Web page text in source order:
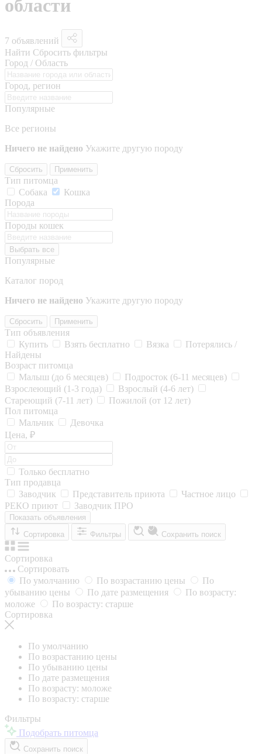
области
7 объявлений
Найти Сбросить фильтры
Город / Область
Город, регион
Популярные
Все регионы
Ничего не найдено Укажите другую породу
Сбросить Применить
Тип питомца
Собака
Кошка
Порода
Породы кошек
Выбрать все
Популярные
Каталог пород
Ничего не найдено Укажите другую породу
Сбросить Применить
Тип объявления
Купить
Взять бесплатно Вязка
Потерялись /
Найдены
Возраст питомца
Малыш (до 6 месяцев)
Подросток (6-11 месяцев)
Взрослеющий (1-3 года)
Взрослый (4-6 лет)
Стареющий (7-11 лет)
Пожилой (от 12 лет)
Пол питомца
Мальчик
Девочка
Цена, ₽
Только бесплатно
Тип продавца
Заводчик
Представитель приюта
Частное лицо
РЕКО приют
Заводчик ПРО
Показать объявления
Сортировка
Фильтры Сохранить поиск
Сортировка
Сортировать
По умолчанию
По возрастанию цены
По
убыванию цены
По дате размещения
По возрасту:
моложе
По возрасту: старше
Сортировка
По умолчанию
По возрастанию цены
По убыванию цены
По дате размещения
По возрасту: моложе
По возрасту: старше
Фильтры
Подобрать питомца
Сохранить поиск